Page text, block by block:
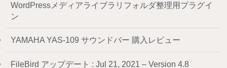
WordPressメディアライブラリフォルダ整理用プラグイ
ン
YAMAHA YAS-109 サウンドバー 購入レビュー
FileBird アップデート : Jul 21, 2021 – Version 4.8